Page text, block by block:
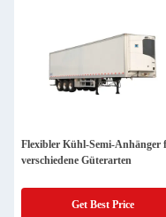
Flexibler Kühl-Semi-Anhänger
verschiedene Güterarten
Get Best Price